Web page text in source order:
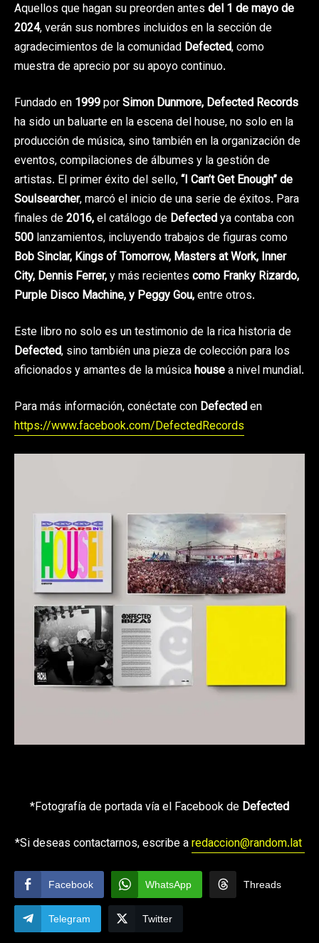
Aquellos que hagan su preorden antes del 1 de mayo de
2024, verán sus nombres incluidos en la sección de
agradecimientos de la comunidad Defected, como
muestra de aprecio por su apoyo continuo.
Fundado en 1999porSimon Dunmore, Defected Records
ha sido un baluarte en la escena del house, no solo en la
producción de música, sino también en la organización de
eventos, compilaciones de álbumes y la gestión de
artistas. El primer éxito del sello,“I Can’t Get Enough” de
Soulsearcher, marcó el inicio de una serie de éxitos. Para
finales de2016,el catálogo de Defectedya contaba con
500 lanzamientos, incluyendo trabajos de figuras como
Bob Sinclar, Kings of Tomorrow, Masters at Work, Inner
City, Dennis Ferrer,y más recientes como Franky Rizardo,
Purple Disco Machine, y Peggy Gou,entre otros.
Este libro no solo es un testimonio de la rica historia de
Defected, sino también una pieza de colección para los
aficionados y amantes de la músicahousea nivel mundial.
Para más información, conéctate con Defecteden
https://www.facebook.com/DefectedRecords
*Fotografía de portada vía el Facebook de Defected
*Si deseas contactarnos, escribe aredaccion@random.lat
Facebook WhatsApp Threads
Telegram Twitter